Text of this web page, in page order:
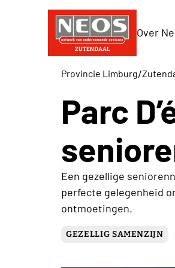
Over
Provincie Limburg/
Parc
Een gezellige
perfecte gelegenheid
ontmoetingen.
GEZELLIG SAMENZIJN